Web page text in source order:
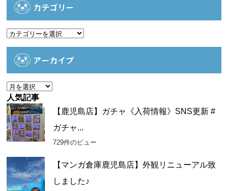
カテゴリー
カ
アーカイブ
ア
ー
カ
イ
ブ
人気記事
【鹿児島店】ガチャ《入荷情報》SNS更新 #
ガチャ...
729件のビュー
【マンガ倉庫鹿児島店】外観リニューアル致
しました♪